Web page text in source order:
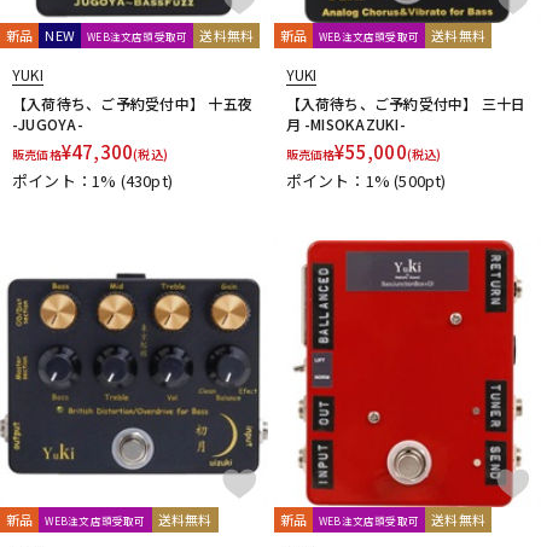
管楽器 その他楽器
アンプ エフェクター
DJ機器 DTM
DTM オンライン納品 レコーディング機器
配信/ライブ機器
中古 ヴィンテージ
新品 NEW WEB注文店頭受取可 送料無料
YUKI
【入荷待ち、ご予約受付中】 十五夜
-JUGOYA-
販売価格¥47,300(税込)
ポイント：1% (430pt)
新品 WEB注文店頭受取可 送料無料
YUKI
【入荷待ち、ご予約受付中】 三十日
月 -MISOKAZUKI-
販売価格¥55,000(税込)
ポイント：1%(500pt)
新品 WEB注文店頭受取可 送料無料 新品 WEB注文店頭受取可 送料無料